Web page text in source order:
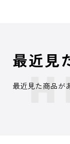
最近見
最近見た商品が